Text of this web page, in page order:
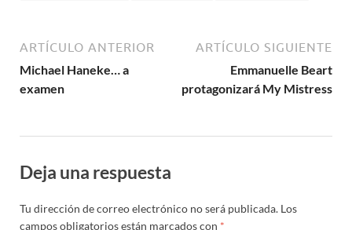
ARTÍCULO ANTERIOR
Michael Haneke… a
examen
ARTÍCULO SIGUIENTE
Emmanuelle Beart
protagonizará My Mistress
Deja una respuesta
Tu dirección de correo electrónico no será publicada. Los
campos obligatorios están marcados con *